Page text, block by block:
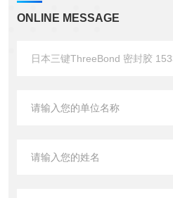
ONLINE MESSAGE